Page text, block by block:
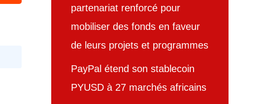
partenariat renforcé pour
mobiliser des fonds en faveur
de leurs projets et programmes
PayPal étend son stablecoin
PYUSD à 27 marchés africains